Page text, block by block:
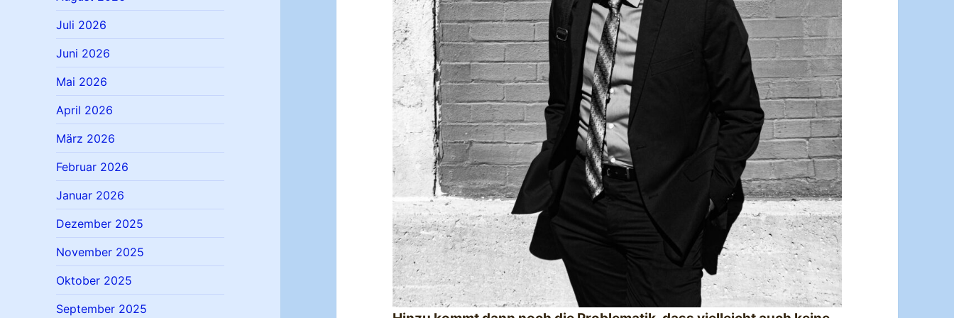
Juli 2026
Juni 2026
Mai 2026
April 2026
März 2026
Februar 2026
Januar 2026
Dezember 2025
November 2025
Oktober 2025
September 2025